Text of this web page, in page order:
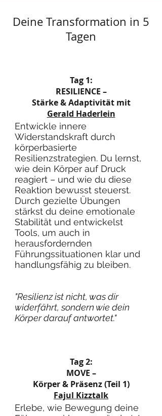
Deine Transformation in 5
Tagen
Tag 1:
RESILIENCE –
Stärke & Adaptivität mit
Gerald Haderlein
Entwickle innere
Widerstandskraft durch
körperbasierte
Resilienzstrategien. Du lernst,
wie dein Körper auf Druck
reagiert – und wie du diese
Reaktion bewusst steuerst.
Durch gezielte Übungen
stärkst du deine emotionale
Stabilität und entwickelst
Tools, um auch in
herausfordernden
Führungssituationen klar und
handlungsfähig zu bleiben.
"Resilienz ist nicht, was dir
widerfährt, sondern wie dein
Körper darauf antwortet."
Tag 2:
MOVE –
Körper & Präsenz (Teil 1)
Fajul Kizztalk
Erlebe, wie Bewegung deine